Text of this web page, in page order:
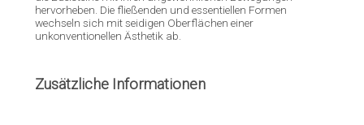
hervorheben. Die fließenden und essentiellen Formen
wechseln sich mit seidigen Oberflächen einer
unkonventionellen Ästhetik ab.
Zusätzliche Informationen